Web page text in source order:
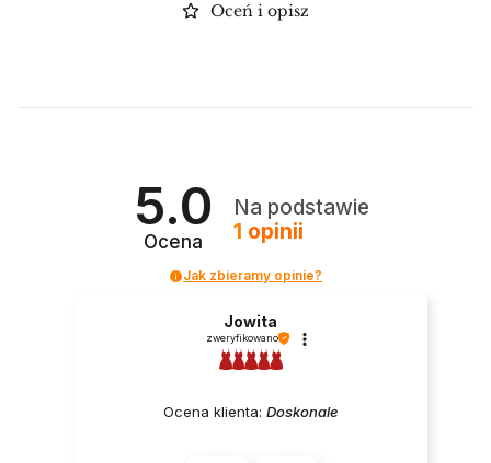
Oceń i opisz
5.0
Ocena
Na podstawie
1 opinii
Jak zbieramy opinie?
Jowita
zweryfikowano
Ocena klienta: Doskonale